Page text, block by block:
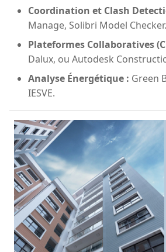
Coordination et Clash
Manage, Solibri Model Checker.
Plateformes Collaboratives
Dalux, ou Autodesk
Analyse Énergétique : Green
IESVE.